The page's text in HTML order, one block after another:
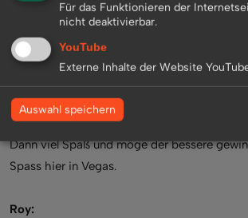
Wo wirst du sitzen während des Fights?
Roy:
Schmidi:
Dann viel Spaß und möge der bessere
Spass hier in Vegas.
Roy:
Für das Funktionieren der
nicht deaktivierbar.
YouTube
Externe Inhalte der Website
Auswahl speichern